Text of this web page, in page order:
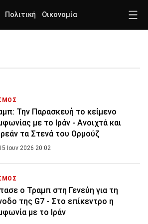
Πολιτική Οικονομία
Την Παρασκευή το κείμενο
με το Ιράν - Ανοιχτά και
τα Στενά του Ορμούζ
Ιουν 2026 20:02
ο Τραμπ στη Γενεύη για τη
της G7 - Στο επίκεντρο η
με το Ιράν